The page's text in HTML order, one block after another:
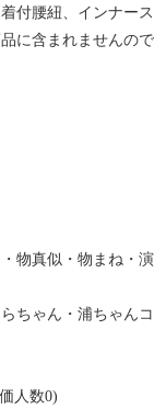
付腰紐、インナー
に含まれませんの
物真似・物まね・
ちゃん・浦ちゃん
人数0)